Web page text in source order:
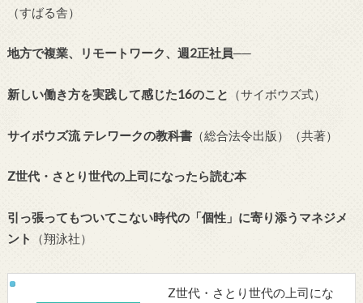
（すばる舎）
地方で複業、リモートワーク、週2正社員──
新しい働き方を実践して感じた16のこと （サイボウズ式）
サイボウズ流 テレワークの教科書（総合法令出版）（共著）
Z世代・さとり世代の上司になったら読む本
引っ張ってもついてこない時代の「個性」に寄り添うマネジメ
ント
（翔泳社）
Z世代・さとり世代の上司にな